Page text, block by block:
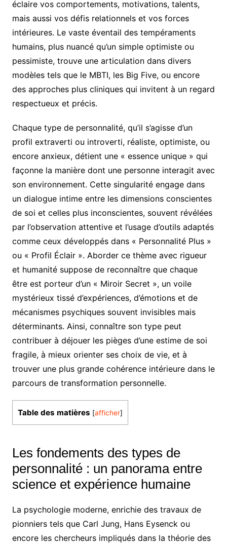
éclaire vos comportements, motivations, talents,
mais aussi vos défis relationnels et vos forces
intérieures. Le vaste éventail des tempéraments
humains, plus nuancé qu’un simple optimiste ou
pessimiste, trouve une articulation dans divers
modèles tels que le MBTI, les Big Five, ou encore
des approches plus cliniques qui invitent à un regard
respectueux et précis.
Chaque type de personnalité, qu’il s’agisse d’un
profil extraverti ou introverti, réaliste, optimiste, ou
encore anxieux, détient une « essence unique » qui
façonne la manière dont une personne interagit avec
son environnement. Cette singularité engage dans
un dialogue intime entre les dimensions conscientes
de soi et celles plus inconscientes, souvent révélées
par l’observation attentive et l’usage d’outils adaptés
comme ceux développés dans « Personnalité Plus »
ou « Profil Éclair ». Aborder ce thème avec rigueur
et humanité suppose de reconnaître que chaque
être est porteur d’un « Miroir Secret », un voile
mystérieux tissé d’expériences, d’émotions et de
mécanismes psychiques souvent invisibles mais
déterminants. Ainsi, connaître son type peut
contribuer à déjouer les pièges d’une estime de soi
fragile, à mieux orienter ses choix de vie, et à
trouver une plus grande cohérence intérieure dans le
parcours de transformation personnelle.
Table des matières [afficher]
Les fondements des types de
personnalité : un panorama entre
science et expérience humaine
La psychologie moderne, enrichie des travaux de
pionniers tels que Carl Jung, Hans Eysenck ou
encore les chercheurs impliqués dans la théorie des